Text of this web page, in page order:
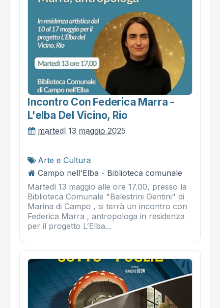
Incontro Con Federica Marra -
L'elba Del Vicino, Rio
martedì 13 maggio 2025
Arte e Cultura
Campo nell'Elba - Biblioteca comunale
Martedì 13 maggio alle ore 17.00, presso la
Biblioteca Comunale "Balestrini Gentini" di
Marina di Campo , si terrà un incontro con
Federica Marra , antropologa in residenza
per il progetto L’Elba...